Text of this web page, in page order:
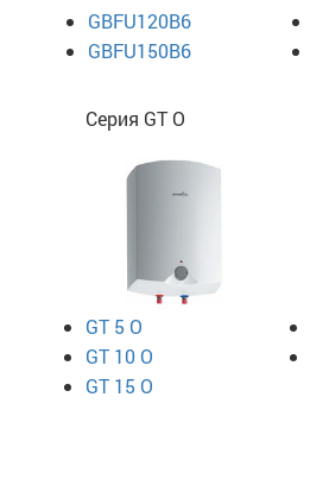
GBFU120B6
GBFU150B6
Серия GT O
GT 5 O
GT 10 O
GT 15 O